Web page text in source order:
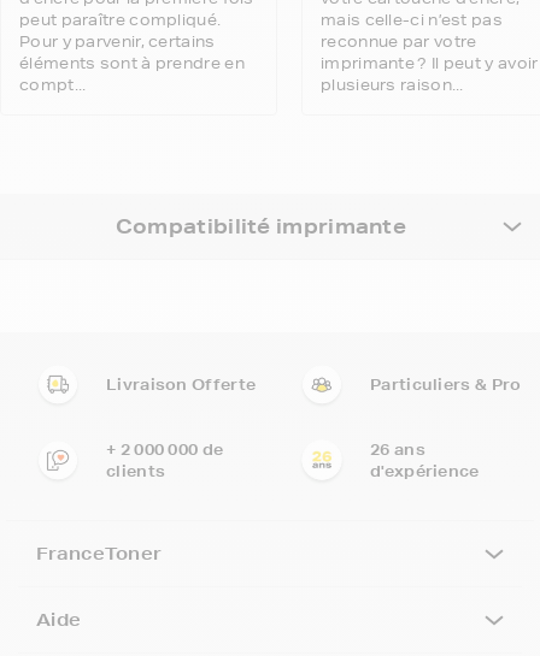
peut paraître compliqué.
Pour y parvenir, certains
éléments sont à prendre en
compt...
mais celle-ci n’est pas
reconnue par votre
imprimante ? Il peut y avoir
plusieurs raison...
Compatibilité imprimante
Livraison Offerte Particuliers & Pro
+ 2 000 000 de
clients
26 ans
d'expérience
FranceToner
Aide